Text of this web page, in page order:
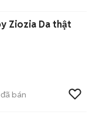
Ziozia Da thật
đã bán